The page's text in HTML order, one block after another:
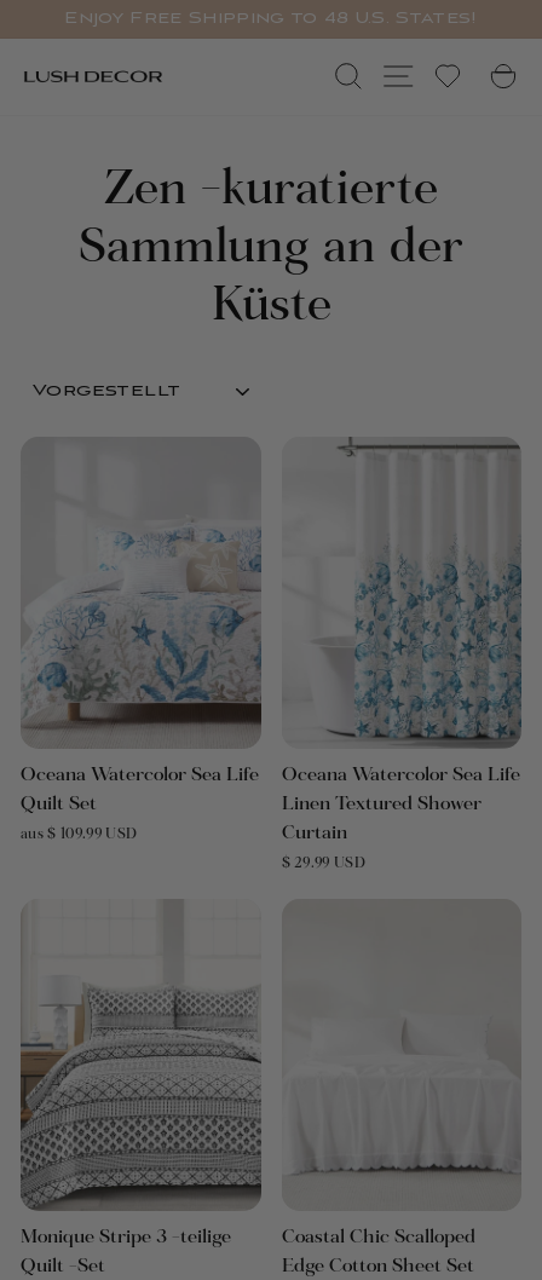
Überspringen
Inhalten
Enjoy Free Shipping to 48 U.S. States!
Suchen
Zen -kuratierte
Sammlung an der
Küste
Oceana Watercolor Sea Life
Quilt Set
aus $ 109.99 USD
Oceana Watercolor Sea Life
Linen Textured Shower
Curtain
$ 29.99 USD
Monique Stripe 3 -teilige
Quilt -Set
Coastal Chic Scalloped
Edge Cotton Sheet Set